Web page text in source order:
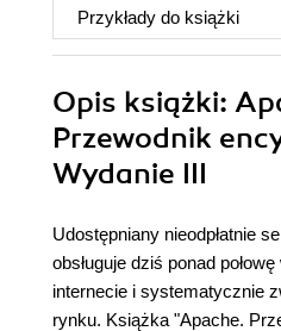
Przykłady do książki
Opis książki:
Przewodnik
Wydanie III
Udostępniany nieodpłatnie
obsługuje dziś ponad
internecie i systematycznie
rynku. Książka "Apache.